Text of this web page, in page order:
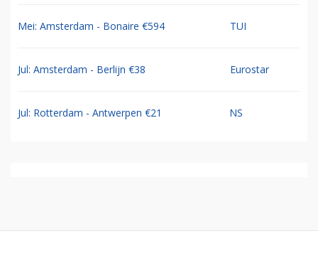
Mei: Amsterdam - Bonaire €594 TUI
Jul: Amsterdam - Berlijn €38 Eurostar
Jul: Rotterdam - Antwerpen €21 NS